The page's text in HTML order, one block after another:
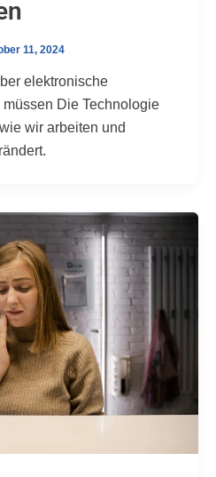
11, 2024
elektronische
Die Technologie
wir arbeiten und